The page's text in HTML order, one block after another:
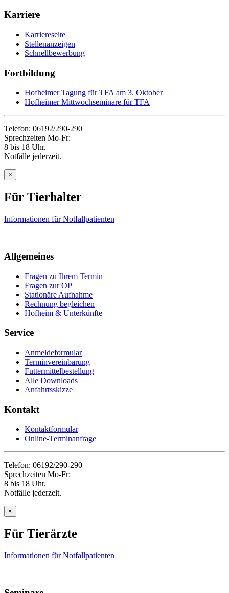
Karriere
Karriereseite
Stellenanzeigen
Schnellbewerbung
Fortbildung
Hofheimer Tagung für TFA am 3. Oktober
Hofheimer Mittwochseminare für TFA
Telefon: 06192/290-290
Sprechzeiten Mo-Fr:
8 bis 18 Uhr.
Notfälle jederzeit.
×
Für Tierhalter
Informationen für Notfallpatienten
Allgemeines
Fragen zu Ihrem Termin
Fragen zur OP
Stationäre Aufnahme
Rechnung begleichen
Hofheim & Unterkünfte
Service
Anmeldeformular
Terminvereinbarung
Futtermittelbestellung
Alle Downloads
Anfahrtsskizze
Kontakt
Kontaktformular
Online-Terminanfrage
Telefon: 06192/290-290
Sprechzeiten Mo-Fr:
8 bis 18 Uhr.
Notfälle jederzeit.
×
Für Tierärzte
Informationen für Notfallpatienten